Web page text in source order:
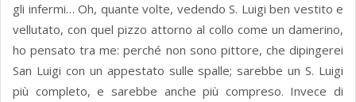
gli infermi… Oh, quante volte, vedendo S. Luigi ben vestito e
vellutato, con quel pizzo attorno al collo come un damerino,
ho pensato tra me: perché non sono pittore, che dipingerei
San Luigi con un appestato sulle spalle; sarebbe un S. Luigi
più completo, e sarebbe anche più compreso. Invece di